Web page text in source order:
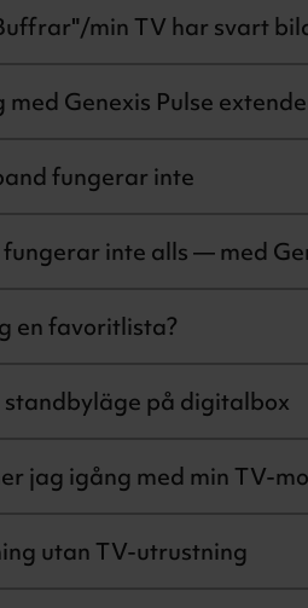
min TV har svart
med Genexis Pulse
fungerar inte
inte alls — med
en favoritlista?
på digitalbox
jag igång med min TV-
utan TV-utrustning